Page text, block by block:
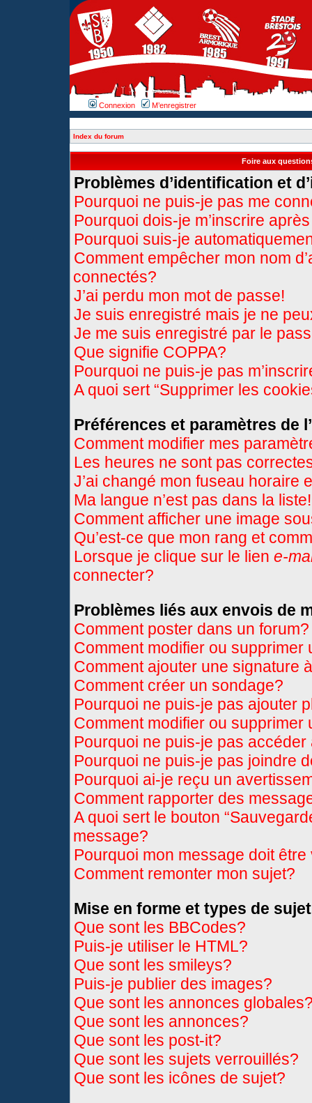
Connexion M’enregistrer
Index du forum
Foire aux
Problèmes d’identification et
Pourquoi ne puis-je pas me
Pourquoi dois-je m’inscrire
Pourquoi suis-je
Comment empêcher mon nom
connectés?
J’ai perdu mon mot de passe!
Je suis enregistré mais je ne
Je me suis enregistré par le
Que signifie COPPA?
Pourquoi ne puis-je pas
A quoi sert “Supprimer les
Préférences et paramètres de
Comment modifier mes
Les heures ne sont pas
J’ai changé mon fuseau horaire
Ma langue n’est pas dans la liste!
Comment afficher une image
Qu’est-ce que mon rang et
Lorsque je clique sur le lien e-
connecter?
Problèmes liés aux envois de
Comment poster dans un forum?
Comment modifier ou supprimer
Comment ajouter une signature
Comment créer un sondage?
Pourquoi ne puis-je pas ajouter
Comment modifier ou supprimer
Pourquoi ne puis-je pas accéder
Pourquoi ne puis-je pas joindre
Pourquoi ai-je reçu un
Comment rapporter des
A quoi sert le bouton
message?
Pourquoi mon message doit être
Comment remonter mon sujet?
Mise en forme et types de sujet
Que sont les BBCodes?
Puis-je utiliser le HTML?
Que sont les smileys?
Puis-je publier des images?
Que sont les annonces
Que sont les annonces?
Que sont les post-it?
Que sont les sujets verrouillés?
Que sont les icônes de sujet?